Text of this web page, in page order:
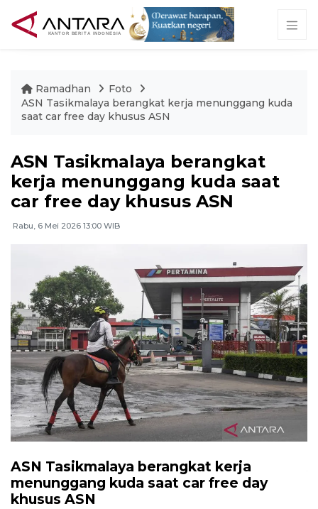
Ramadhan
Foto
ASN Tasikmalaya berangkat kerja menunggang kuda
saat car free day khusus ASN
ASN Tasikmalaya berangkat
kerja menunggang kuda saat
car free day khusus ASN
Rabu, 6 Mei 2026 13:00 WIB
ASN Tasikmalaya berangkat kerja
menunggang kuda saat car free day
khusus ASN